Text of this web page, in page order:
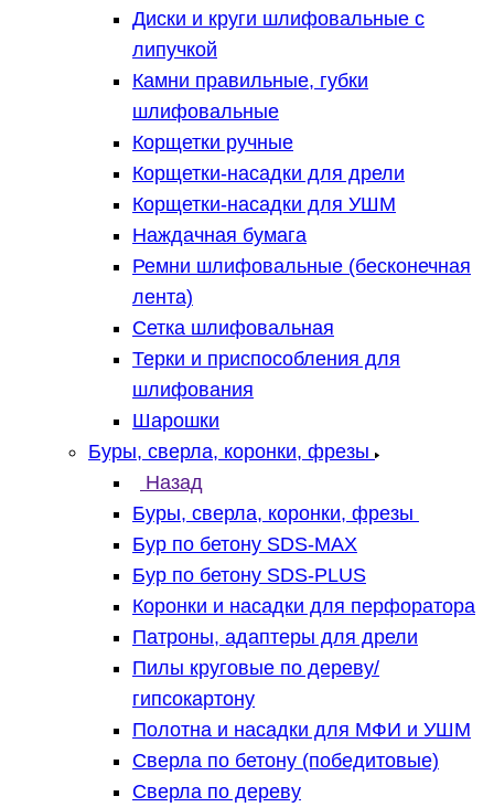
Диски и круги шлифовальные с
липучкой
Камни правильные, губки
шлифовальные
Корщетки ручные
Корщетки-насадки для дрели
Корщетки-насадки для УШМ
Наждачная бумага
Ремни шлифовальные (бесконечная
лента)
Сетка шлифовальная
Терки и приспособления для
шлифования
Шарошки
Буры, сверла, коронки, фрезы
Назад
Буры, сверла, коронки, фрезы
Бур по бетону SDS-MAX
Бур по бетону SDS-PLUS
Коронки и насадки для перфоратора
Патроны, адаптеры для дрели
Пилы круговые по дереву/
гипсокартону
Полотна и насадки для МФИ и УШМ
Сверла по бетону (победитовые)
Сверла по дереву